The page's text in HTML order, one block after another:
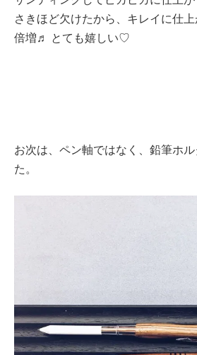
さきほど欠けたから、キレイに仕
倍増♬ とても嬉しい♡
お次は、ペン軸ではなく、鉛筆ホ
た。